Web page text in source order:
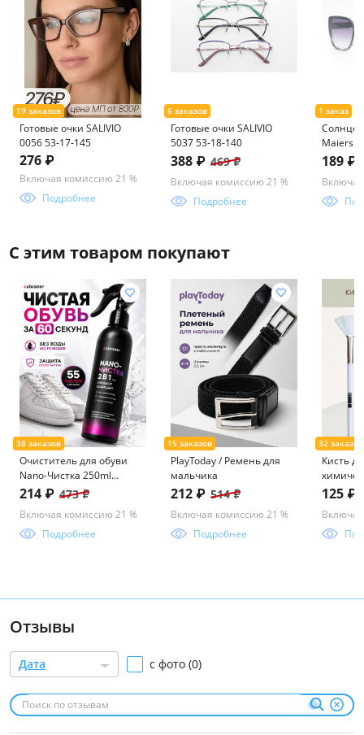
Готовые очки SALIVIO
0056 53-17-145
276 ₽
Включая комиссию 21 %
Подробнее
Готовые очки SALIVIO
5037 53-18-140
388 ₽ 469 ₽
Включая комиссию 21 %
Подробнее
189 ₽
С этим товаром покупают
Очиститель для обуви
Nano-Чистка 250ml
icleaner
214 ₽ 473 ₽
Включая комиссию 21 %
Подробнее
PlayToday / Ремень для
мальчика
212 ₽ 514 ₽
Включая комиссию 21 %
Подробнее
Кисть
125 ₽
Отзывы
Дата с фото (0)